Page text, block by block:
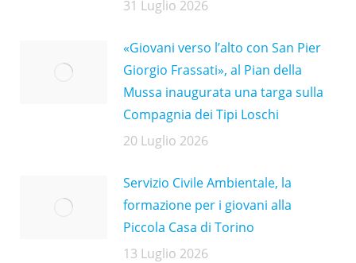
31 Luglio 2026
«Giovani verso l’alto con San Pier
Giorgio Frassati», al Pian della
Mussa inaugurata una targa sulla
Compagnia dei Tipi Loschi
20 Luglio 2026
Servizio Civile Ambientale, la
formazione per i giovani alla
Piccola Casa di Torino
13 Luglio 2026